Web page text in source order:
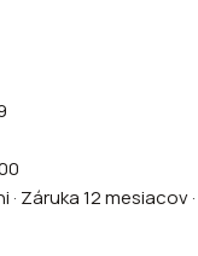
· Záruka 12 mesiacov